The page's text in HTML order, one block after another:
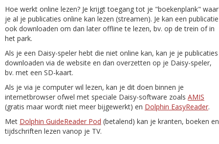
Hoe werkt online lezen? Je krijgt toegang tot je "boekenplank" waar
je al je publicaties online kan lezen (streamen). Je kan een publicatie
ook downloaden om dan later offline te lezen, bv. op de trein of in
het park.
Als je een Daisy-speler hebt die niet online kan, kan je je publicaties
downloaden via de website en dan overzetten op je Daisy-speler,
bv. met een SD-kaart.
Als je via je computer wil lezen, kan je dit doen binnen je
internetbrowser ofwel met speciale Daisy-software zoals AMIS
(gratis maar wordt niet meer bijgewerkt) en Dolphin EasyReader.
Met Dolphin GuideReader Pod (betalend) kan je kranten, boeken en
tijdschriften lezen vanop je TV.